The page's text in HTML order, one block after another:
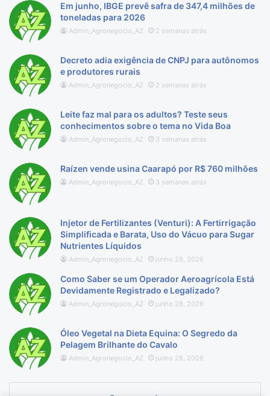
Em junho, IBGE prevê safra de 347,4 milhões de
toneladas para 2026
Admin_Agronegocio_AZ 2 semanas atrás
Decreto adia exigência de CNPJ para autônomos
e produtores rurais
Admin_Agronegocio_AZ 2 semanas atrás
Leite faz mal para os adultos? Teste seus
conhecimentos sobre o tema no Vida Boa
Admin_Agronegocio_AZ 3 semanas atrás
Raízen vende usina Caarapó por R$ 760 milhões
Admin_Agronegocio_AZ 3 semanas atrás
Injetor de Fertilizantes (Venturi): A Fertirrigação
Simplificada e Barata, Uso do Vácuo para Sugar
Nutrientes Líquidos
Admin_Agronegocio_AZ junho 28, 2026
Como Saber se um Operador Aeroagrícola Está
Devidamente Registrado e Legalizado?
Admin_Agronegocio_AZ junho 28, 2026
Óleo Vegetal na Dieta Equina: O Segredo da
Pelagem Brilhante do Cavalo
Admin_Agronegocio_AZ junho 28, 2026